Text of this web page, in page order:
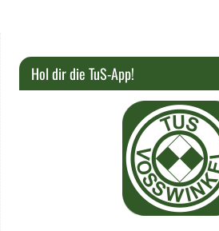
Hol dir die TuS-App!